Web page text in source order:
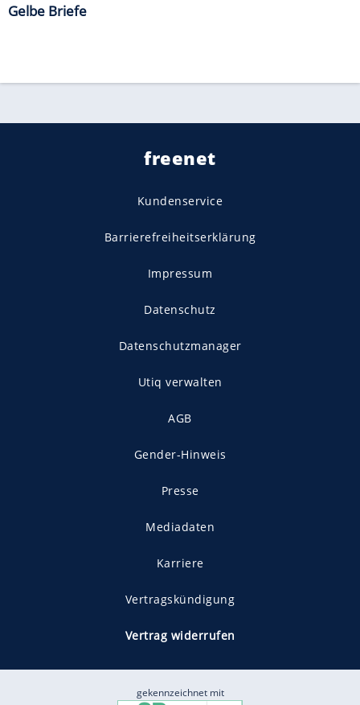
Gelbe Briefe
freenet
Kundenservice
Barrierefreiheitserklärung
Impressum
Datenschutz
Datenschutzmanager
Utiq verwalten
AGB
Gender-Hinweis
Presse
Mediadaten
Karriere
Vertragskündigung
Vertrag widerrufen
gekennzeichnet mit